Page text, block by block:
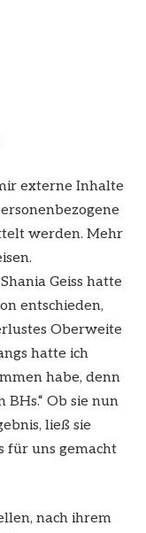
externe Inhalte
werden. Mehr
Geiss hatte
entschieden,
Oberweite
hatte ich
habe, denn
Ob sie nun
ließ sie
für uns gemacht
nach ihrem